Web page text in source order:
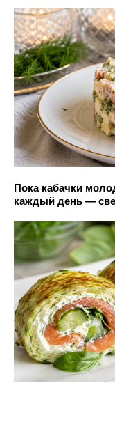
Пока кабачки
каждый день —